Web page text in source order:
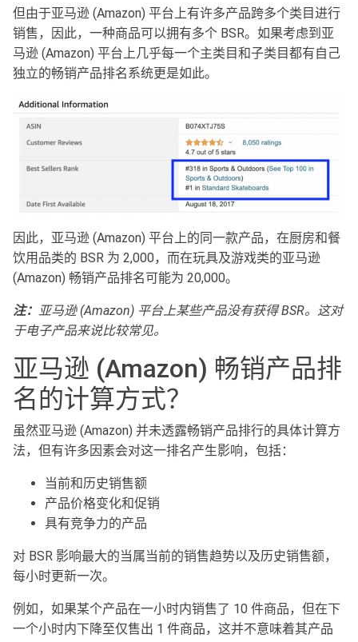
但由于亚马逊 (Amazon) 平台上有许多产品跨多个类目进行
销售，因此，一种商品可以拥有多个 BSR。如果考虑到亚
马逊 (Amazon) 平台上几乎每一个主类目和子类目都有自己
独立的畅销产品排名系统更是如此。
因此，亚马逊 (Amazon) 平台上的同一款产品，在厨房和餐
饮用品类的 BSR 为 2,000，而在玩具及游戏类的亚马逊
(Amazon) 畅销产品排名可能为 20,000。
注： 亚马逊(Amazon) 平台上某些产品没有获得BSR。这对
于电子产品来说比较常见。
亚马逊 (Amazon) 畅销产品排
名的计算方式？
虽然亚马逊 (Amazon) 并未透露畅销产品排行的具体计算方
法，但有许多因素会对这一排名产生影响，包括：
当前和历史销售额
产品价格变化和促销
具有竞争力的产品
对 BSR 影响最大的当属当前的销售趋势以及历史销售额，
每小时更新一次。
例如，如果某个产品在一小时内销售了 10 件商品，但在下
一个小时内下降至仅售出 1 件商品，这并不意味着其产品